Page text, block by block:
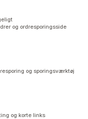
og ordresporingsside
og sporingsværktøj
og korte links